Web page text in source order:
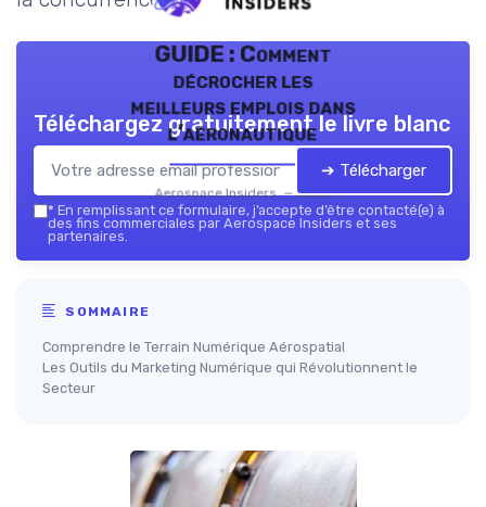
GUIDE : Comment
décrocher les
meilleurs emplois dans
l’aéronautique
Aerospace Insiders — 2026
Téléchargez gratuitement le livre blanc
➔ Télécharger
* En remplissant ce formulaire, j’accepte d’être contacté(e) à
des fins commerciales par Aerospace Insiders et ses
partenaires.
SOMMAIRE
Comprendre le Terrain Numérique Aérospatial
Les Outils du Marketing Numérique qui Révolutionnent le
Secteur